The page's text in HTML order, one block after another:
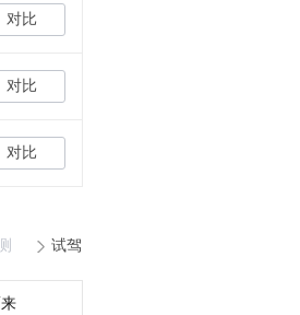
对比
对比
对比
试驾